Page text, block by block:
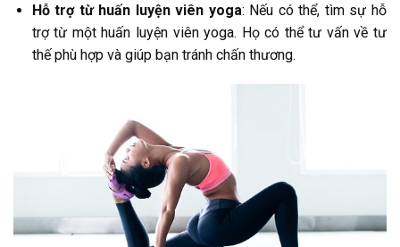
Hỗ trợ từ huấn luyện viên yoga: Nếu có thể, tìm sự hỗ
trợ từ một huấn luyện viên yoga. Họ có thể tư vấn về tư
thế phù hợp và giúp bạn tránh chấn thương.